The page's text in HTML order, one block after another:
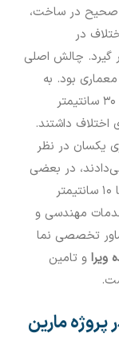
صحیح در ساخت،
در
گیرد. چالش اصلی
بود. به
عنوان مثال لبه‌های دال در طبقات مختلف تا ۳۰ سانتیمتر
داشتند.
یکسان در نظر
نشان می‌دادند، در بعضی
طبقات نیز اختلاف تراز ارتفاعی داخل طبقه تا ۱۰ سانتیمتر
مهندسی و
تخصصی نما
ویرا و تامین
پروژه مارین